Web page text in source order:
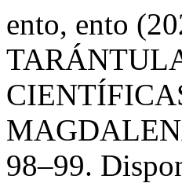
ento, ento
98–99.